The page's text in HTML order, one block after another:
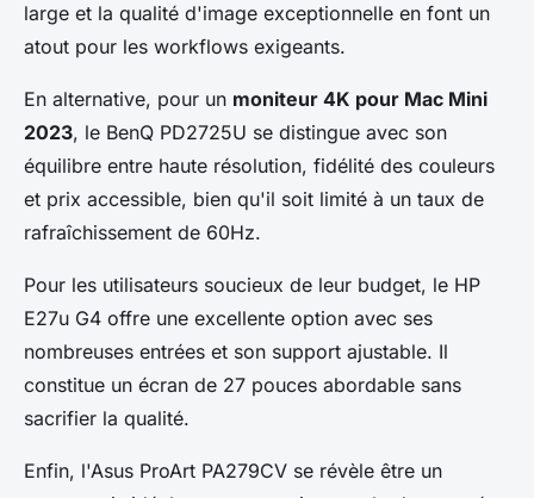
large et la qualité d'image exceptionnelle en font un
atout pour les workflows exigeants.
En alternative, pour un moniteur 4K pour Mac Mini
2023, le BenQ PD2725U se distingue avec son
équilibre entre haute résolution, fidélité des couleurs
et prix accessible, bien qu'il soit limité à un taux de
rafraîchissement de 60Hz.
Pour les utilisateurs soucieux de leur budget, le HP
E27u G4 offre une excellente option avec ses
nombreuses entrées et son support ajustable. Il
constitue un écran de 27 pouces abordable sans
sacrifier la qualité.
Enfin, l'Asus ProArt PA279CV se révèle être un